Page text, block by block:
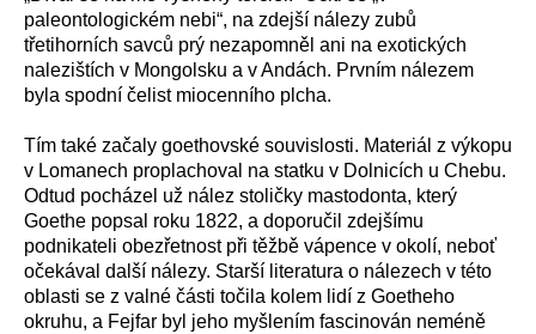
paleontologickém nebi“, na zdejší nálezy zubů
třetihorních savců prý nezapomněl ani na exotických
nalezištích v Mongolsku a v Andách. Prvním nálezem
byla spodní čelist miocenního plcha.
Tím také začaly goethovské souvislosti. Materiál z výkopu
v Lomanech proplachoval na statku v Dolnicích u Chebu.
Odtud pocházel už nález stoličky mastodonta, který
Goethe popsal roku 1822, a doporučil zdejšímu
podnikateli obezřetnost při těžbě vápence v okolí, neboť
očekával další nálezy. Starší literatura o nálezech v této
oblasti se z valné části točila kolem lidí z Goetheho
okruhu, a Fejfar byl jeho myšlením fascinován neméně